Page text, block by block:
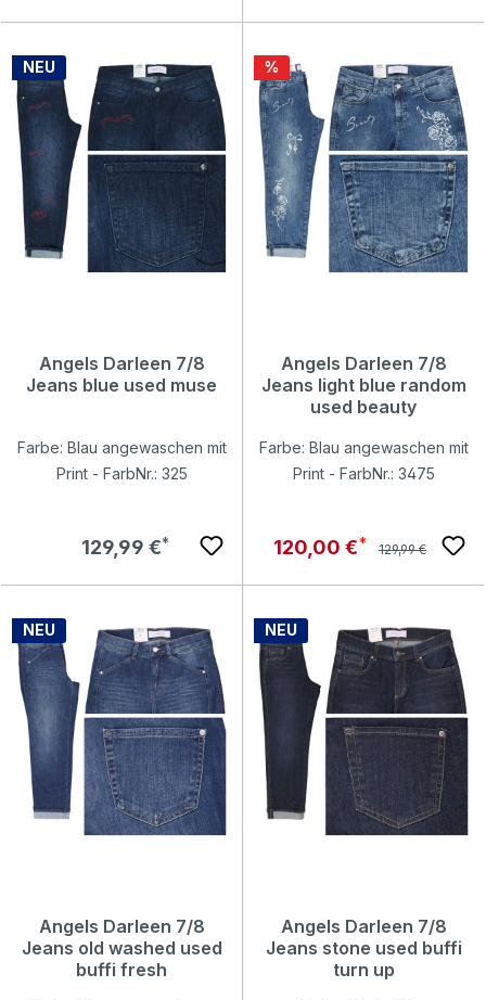
NEU
Angels Darleen 7/8
Jeans blue used muse
Farbe: Blau angewaschen mit
Print - FarbNr.: 325
Regulärer Preis:
129,99 €
Rabatt
%
Angels Darleen 7/8
Jeans light blue random
used beauty
Farbe: Blau angewaschen mit
Print - FarbNr.: 3475
Verkaufspreis:
120,00 € Regulärer Preis:
129,99 €
NEU
Angels Darleen 7/8
Jeans old washed used
buffi fresh
NEU
Angels Darleen 7/8
Jeans stone used buffi
turn up